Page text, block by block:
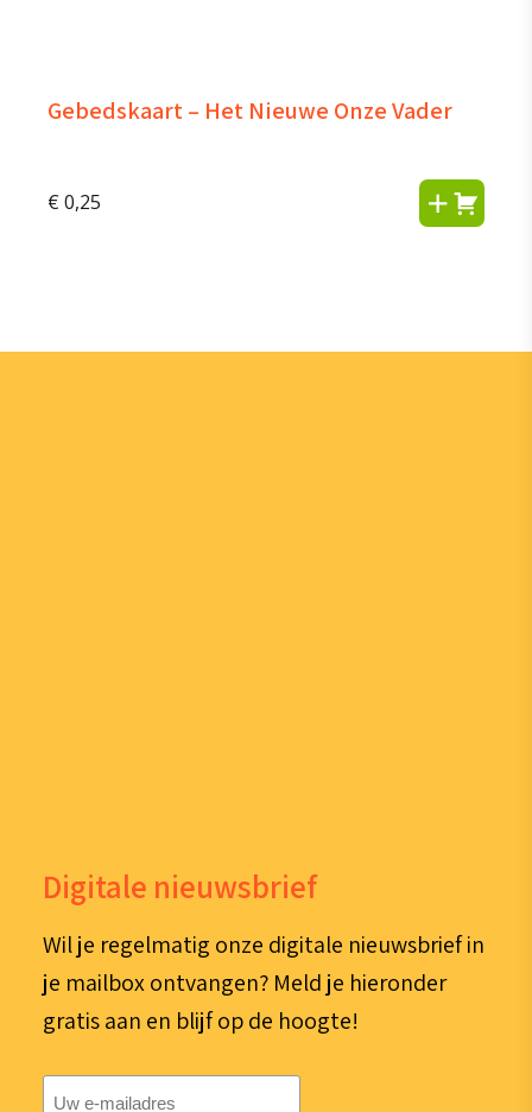
Gebedskaart – Het Nieuwe Onze Vader
€ 0,25
Digitale nieuwsbrief
Wil je regelmatig onze digitale nieuwsbrief in
je mailbox ontvangen? Meld je hieronder
gratis aan en blijf op de hoogte!